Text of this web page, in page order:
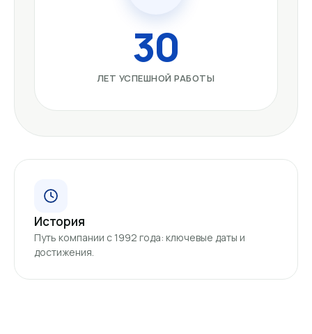
30
ЛЕТ УСПЕШНОЙ РАБОТЫ
История
Путь компании с 1992 года: ключевые даты и
достижения.